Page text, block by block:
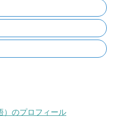
）のプロフィール